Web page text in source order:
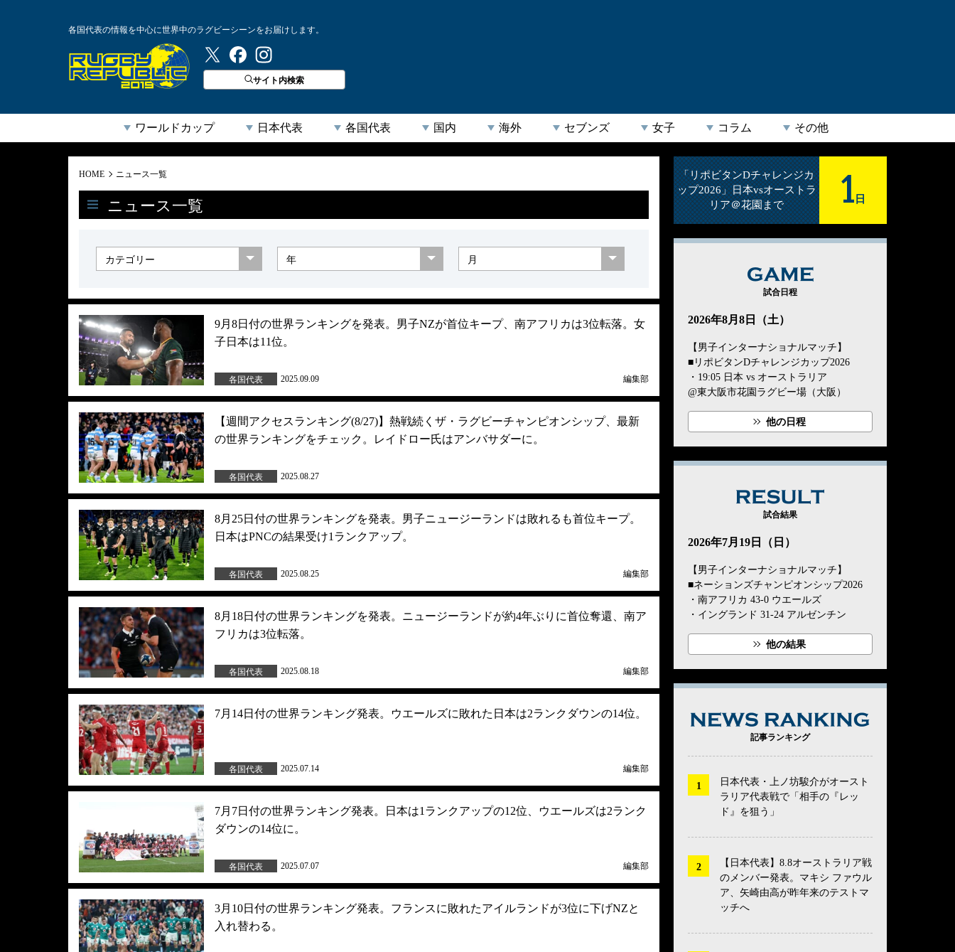
各国代表の情報を中心に世界中のラグビーシーンをお届けします。
ラグビーリパブリック
サイト内検索
ワールドカップ 日本代表 各国代表 国内 海外 セブンズ 女子 コラム その他
HOME ニュース一覧
ニュース一覧
9月8日付の世界ランキングを発表。男子NZが首位キープ、南アフリカは3位転落。女
子日本は11位。
各国代表 2025.09.09 編集部
【週間アクセスランキング(8/27)】熱戦続くザ・ラグビーチャンピオンシップ、最新
の世界ランキングをチェック。レイドロー氏はアンバサダーに。
各国代表 2025.08.27
8月25日付の世界ランキングを発表。男子ニュージーランドは敗れるも首位キープ。
日本はPNCの結果受け1ランクアップ。
各国代表 2025.08.25 編集部
8月18日付の世界ランキングを発表。ニュージーランドが約4年ぶりに首位奪還、南ア
フリカは3位転落。
各国代表 2025.08.18 編集部
7月14日付の世界ランキング発表。ウエールズに敗れた日本は2ランクダウンの14位。
各国代表 2025.07.14 編集部
7月7日付の世界ランキング発表。日本は1ランクアップの12位、ウエールズは2ランク
ダウンの14位に。
各国代表 2025.07.07 編集部
3月10日付の世界ランキング発表。フランスに敗れたアイルランドが3位に下げNZと
入れ替わる。
「リポビタンDチャレンジカ
ップ2026」日本vsオーストラ
リア＠花園まで
1 日
GAME
試合日程
2026年8月8日（土）
【男子インターナショナルマッチ】
■リポビタンDチャレンジカップ2026
・19:05 日本 vs オーストラリア
@東大阪市花園ラグビー場（大阪）
他の日程
試合結果
2026年7月19日（日）
【男子インターナショナルマッチ】
■ネーションズチャンピオンシップ2026
・南アフリカ 43-0 ウエールズ
・イングランド 31-24 アルゼンチン
他の結果
記事ランキング
日本代表・上ノ坊駿介がオースト
ラリア代表戦で「相手の『レッ
ド』を狙う」
【日本代表】8.8オーストラリア戦
のメンバー発表。マキシ ファウル
ア、矢崎由高が昨年来のテストマ
ッチへ